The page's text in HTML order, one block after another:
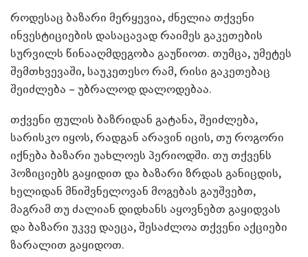
როდესაც ბაზარი მერყევია, ძნელია თქვენი
ინვესტიციების დასაცავად რაიმეს გაკეთების
სურვილს წინააღმდეგობა გაუწიოთ. თუმცა, უმეტეს
შემთხვევაში, საუკეთესო რამ, რისი გაკეთებაც
შეიძლება – უბრალოდ დალოდებაა.
თქვენი ფულის ბაზრიდან გატანა, შეიძლება,
სარისკო იყოს, რადგან არავინ იცის, თუ როგორი
იქნება ბაზარი უახლოეს პერიოდში. თუ თქვენს
პოზიციებს გაყიდით და ბაზარი ზრდას განიცდის,
ხელიდან მნიშვნელოვან მოგებას გაუშვებთ,
მაგრამ თუ ძალიან დიდხანს აყოვნებთ გაყიდვას
და ბაზარი უკვე დაეცა, შესაძლოა თქვენი აქციები
ზარალით გაყიდოთ.